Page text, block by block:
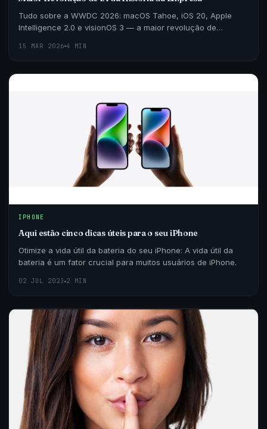
Tudo sobre a WWDC 2026: macOS Tahoe, iOS 20, Apple
Intelligence 2.0 e visionOS 3 — a maior revolução de
15 MAR 2026 4 MIN
IPHONE
Aqui estão cinco dicas úteis para o seu iPhone
Otimize a vida útil da bateria do seu iPhone: A vida útil da
bateria é um fator crucial para muitos usuários de iPhone.
02 JUL 2023 2 MIN